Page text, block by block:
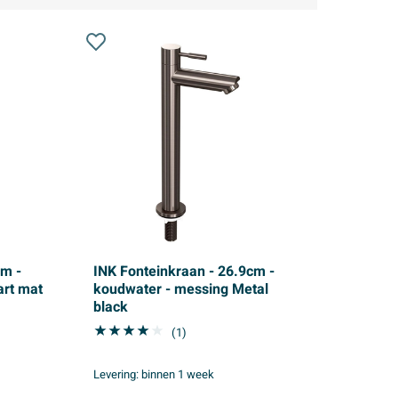
-
mat
INK Fonteinkraan - 26.9cm -
koudwater - messing Metal
black
(1)
Levering:binnen 1 week